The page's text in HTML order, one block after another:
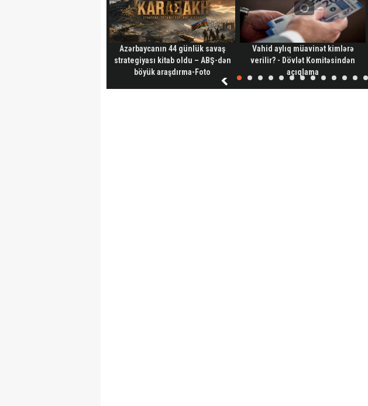
Azərbaycanın 44 günlük savaş
strategiyası kitab oldu – ABŞ-dən
böyük araşdırma-Foto
Vahid aylıq müavinət kimlərə
verilir? - Dövlət Komitəsindən
açıqlama